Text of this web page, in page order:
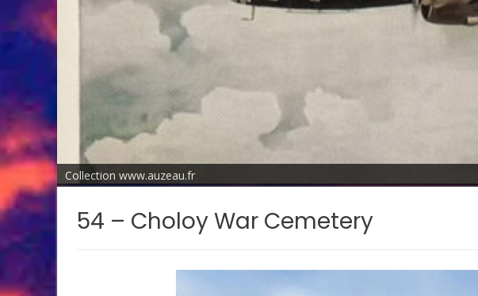
Collection www.auzeau.fr
54 – Choloy War Cemetery